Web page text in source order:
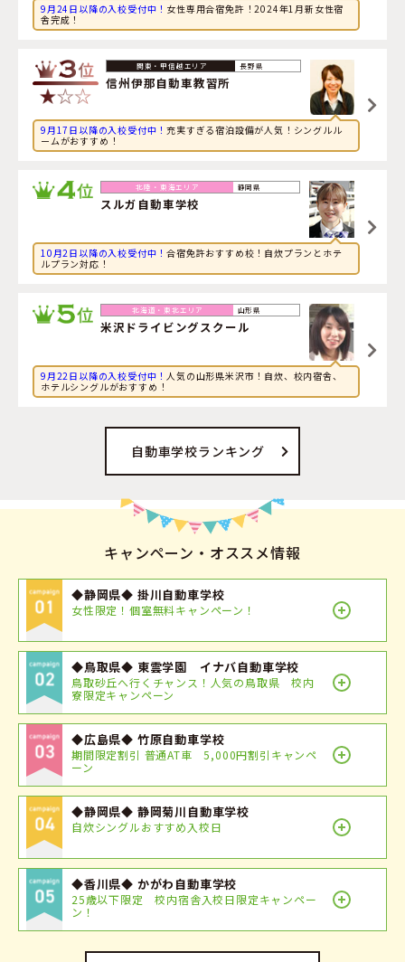
2026年8月6日
9月24日以降の入校受付中！ 女性専用合宿免許！2024年1月新女性宿
舎完成！
長野県
信州伊那自動車教習所
9月17日以降の入校受付中！充実すぎる宿泊設備が人気！シングルル
ームがおすすめ！
静岡県
スルガ自動車学校
10月2日以降の入校受付中！合宿免許おすすめ校！自炊プランとホテ
ルプラン対応！
山形県
米沢ドライビングスクール
9月22日以降の入校受付中！人気の山形県米沢市！自炊、校内宿舎、
ホテルシングルがおすすめ！
自動車学校ランキング
キャンペーン・オススメ情報
◆静岡県◆ 掛川自動車学校
女性限定！個室無料キャンペーン！
◆鳥取県◆ 東雲学園 イナバ自動車学校
鳥取砂丘へ行くチャンス！人気の鳥取県 校内
寮限定キャンペーン
◆広島県◆ 竹原自動車学校
期間限定割引 普通AT車 5,000円割引キャンペ
ーン
◆静岡県◆ 静岡菊川自動車学校
自炊シングルおすすめ入校日
◆香川県◆ かがわ自動車学校
25歳以下限定 校内宿舎入校日限定キャンペー
ン！